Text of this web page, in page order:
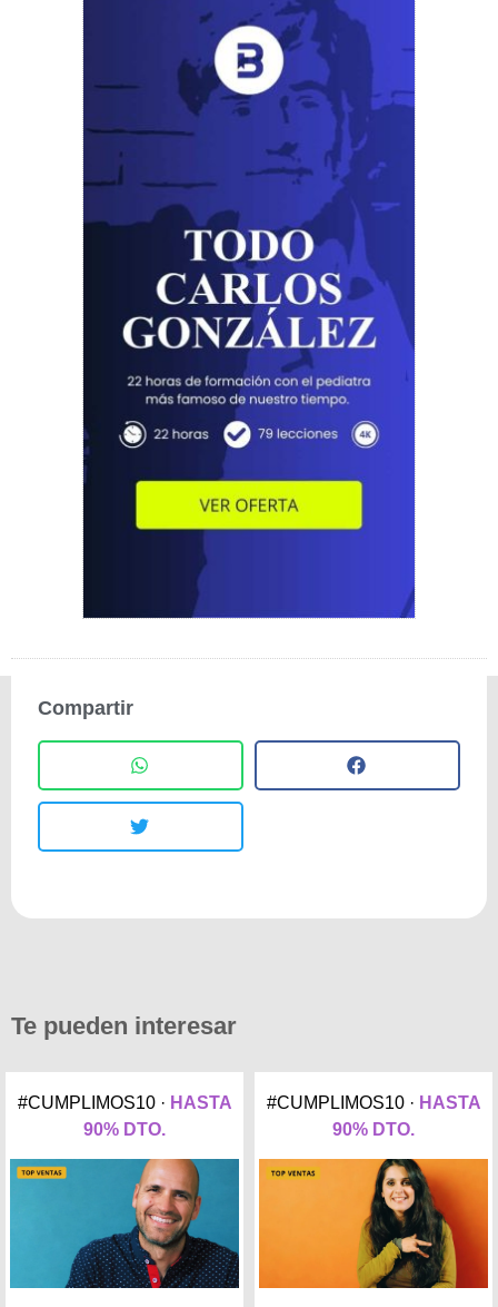
Compartir
Te pueden interesar
#CUMPLIMOS10 · HASTA
90% DTO.
#CUMPLIMOS10 · HASTA
90% DTO.